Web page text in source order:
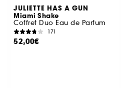
JULIETTE HAS A GUN
Miami Shake
Coffret Duo Eau de Parfum
171
52,00€